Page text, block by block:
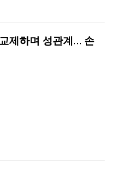
제하며 성관계… 손